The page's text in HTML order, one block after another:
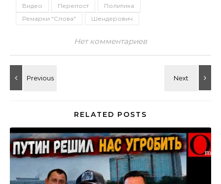
Видео Перепост
Политика
Ремарки "Слова"
Шендерович
Нет комментариев
RELATED POSTS